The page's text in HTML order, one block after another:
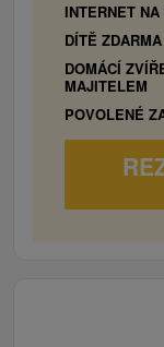
INTERNET
DÍTĚ ZDARMA
DOMÁCÍ
MAJITELEM
POVOLENÉ